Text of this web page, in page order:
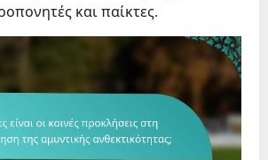
και παίκτες.